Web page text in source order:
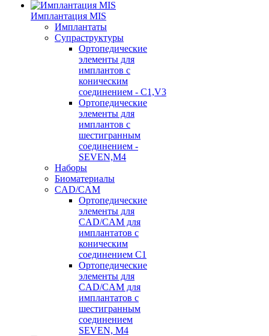
Имплантация MIS
Имплантаты
Супраструктуры
Ортопедические
элементы для
имплантов с
коническим
соединением - C1,V3
Ортопедические
элементы для
имплантов с
шестигранным
соединением -
SEVEN,M4
Наборы
Биоматериалы
CAD/CAM
Ортопедические
элементы для
CAD/CAM для
имплантатов с
коническим
соединением С1
Ортопедические
элементы для
CAD/CAM для
имплантатов с
шестигранным
соединением
SEVEN, М4